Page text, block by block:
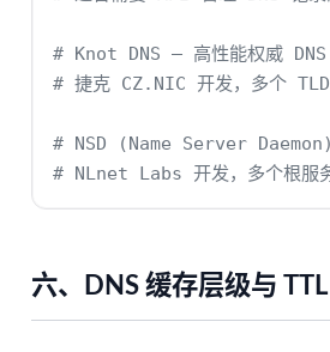
# Knot DNS — 高性能权威 DNS
# 捷克 CZ.NIC 开发，多个
# NSD (Name Server
# NLnet Labs 开发，多个根服
六、DNS 缓存层级与